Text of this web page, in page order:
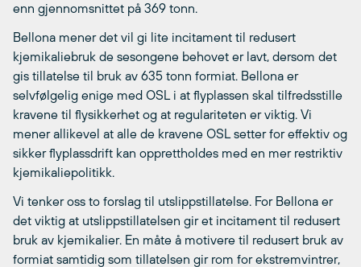
enn gjennomsnittet på 369 tonn.
Bellona mener det vil gi lite incitament til redusert
kjemikaliebruk de sesongene behovet er lavt, dersom det
gis tillatelse til bruk av 635 tonn formiat. Bellona er
selvfølgelig enige med OSL i at flyplassen skal tilfredsstille
kravene til flysikkerhet og at regulariteten er viktig. Vi
mener allikevel at alle de kravene OSL setter for effektiv og
sikker flyplassdrift kan opprettholdes med en mer restriktiv
kjemikaliepolitikk.
Vi tenker oss to forslag til utslippstillatelse. For Bellona er
det viktig at utslippstillatelsen gir et incitament til redusert
bruk av kjemikalier. En måte å motivere til redusert bruk av
formiat samtidig som tillatelsen gir rom for ekstremvintrer,